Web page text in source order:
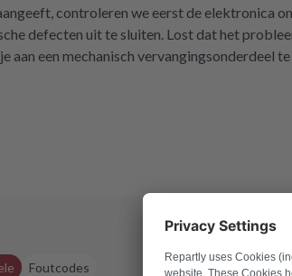
controleren we eerst de elektronica
defecten uit te sluiten. Lost dat het
aan een mechanisch vervangingsonderdeel te
Foutcodes